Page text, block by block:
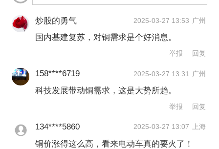
炒股的勇气 2025-03-27 13:53 广州
国内基建复苏，对铜需求是个好消息。
举报 回复
158****6719 2025-03-27 13:31 广州
科技发展带动铜需求，这是大势所趋。
举报 回复
134****5860 2025-03-27 13:07 上海
铜价涨得这么高，看来电动车真的要火了！